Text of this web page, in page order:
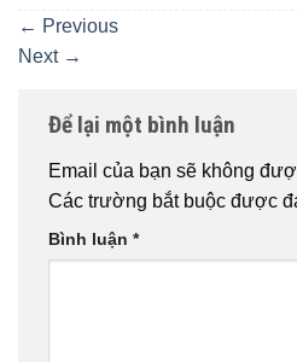
← Previous
Next →
Để lại một bình luận
Email của bạn sẽ không
Các trường bắt buộc được
Bình luận *